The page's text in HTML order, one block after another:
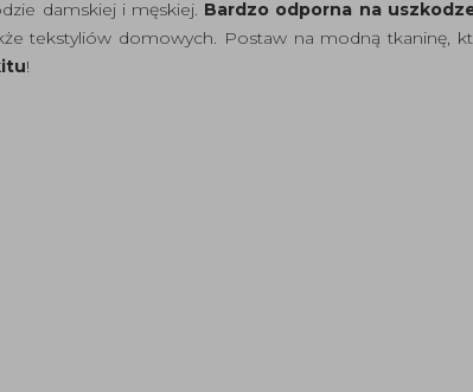
damskiej i męskiej. Bardzo odporna na
tekstyliów domowych. Postaw na modną tkaninę,
!